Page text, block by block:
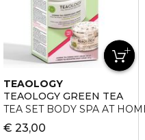
Gesichtsmaske
TEAOLOGY
TEAOLOGY GREEN TEA
TEA SET BODY SPA AT
€ 23,00